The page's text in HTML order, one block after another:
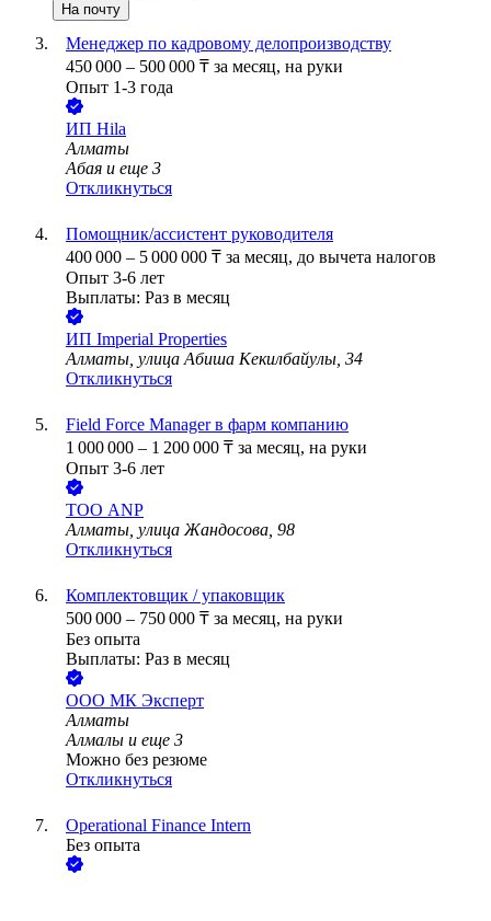
На почту
Менеджер по кадровому делопроизводству
450 000 – 500 000 ₸ за месяц, на руки
Опыт 1-3 года
ИП Hila
Алматы
Абая и еще 3
Откликнуться
Помощник/ассистент руководителя
400 000 – 5 000 000 ₸ за месяц, до вычета налогов
Опыт 3-6 лет
Выплаты: Раз в месяц
ИП Imperial Properties
Алматы, улица Абиша Кекилбайулы, 34
Откликнуться
Field Force Manager в фарм компанию
1 000 000 – 1 200 000 ₸ за месяц, на руки
Опыт 3-6 лет
ТОО ANP
Алматы, улица Жандосова, 98
Откликнуться
Комплектовщик / упаковщик
500 000 – 750 000 ₸ за месяц, на руки
Без опыта
Выплаты: Раз в месяц
ООО МК Эксперт
Алматы
Алмалы и еще 3
Можно без резюме
Откликнуться
Operational Finance Intern
Без опыта